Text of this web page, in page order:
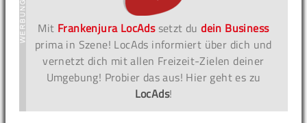
Mit Frankenjura LocAdssetzt dudein Business
prima in Szene! LocAds informiert über dich und
vernetzt dich mit allen Freizeit-Zielen deiner
Umgebung! Probier das aus! Hier geht es zu
LocAds!